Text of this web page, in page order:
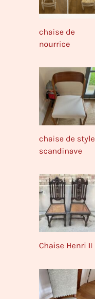
chaise de
nourrice
chaise de style
scandinave
Chaise Henri II